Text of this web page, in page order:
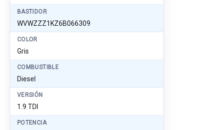
BASTIDOR
WVWZZZ1KZ6B066309
COLOR
Gris
COMBUSTIBLE
Diesel
VERSIÓN
1.9 TDI
POTENCIA